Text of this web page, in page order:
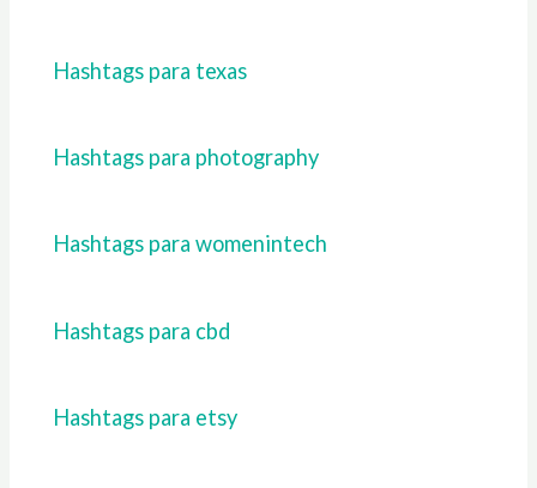
Hashtags para texas
Hashtags para photography
Hashtags para womenintech
Hashtags para cbd
Hashtags para etsy